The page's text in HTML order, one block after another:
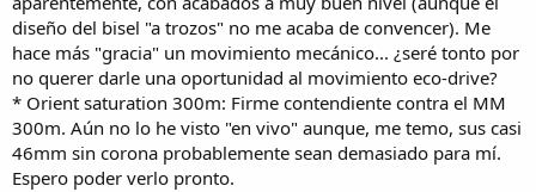
diseño del bisel "a trozos" no me acaba de convencer). Me
hace más "gracia" un movimiento mecánico... ¿seré tonto por
no querer darle una oportunidad al movimiento eco-drive?
* Orient saturation 300m: Firme contendiente contra el MM
300m. Aún no lo he visto "en vivo" aunque, me temo, sus casi
46mm sin corona probablemente sean demasiado para mí.
Espero poder verlo pronto.